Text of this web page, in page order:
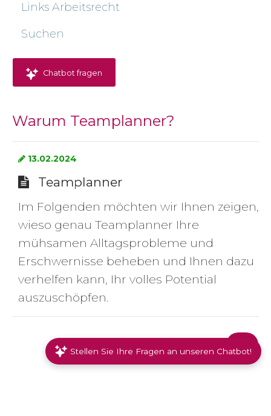
Links Arbeitsrecht
Suchen
Chatbot fragen
Warum Teamplanner?
13.02.2024
Teamplanner
Im Folgenden möchten wir Ihnen zeigen,
wieso genau Teamplanner Ihre
mühsamen Alltagsprobleme und
Erschwernisse beheben und Ihnen dazu
verhelfen kann, Ihr volles Potential
auszuschöpfen.
Stellen Sie Ihre Fragen an unseren Chatbot!